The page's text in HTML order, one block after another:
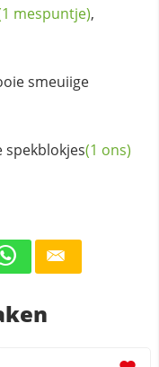
mespuntje),
smeuiige
spekblokjes(1 ons)